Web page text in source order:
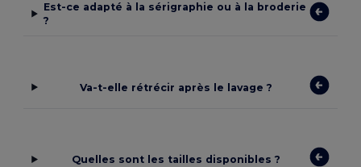
Est-ce adapté à la sérigraphie ou à la broderie
?
Va-t-elle rétrécir après le lavage ?
Quelles sont les tailles disponibles ?